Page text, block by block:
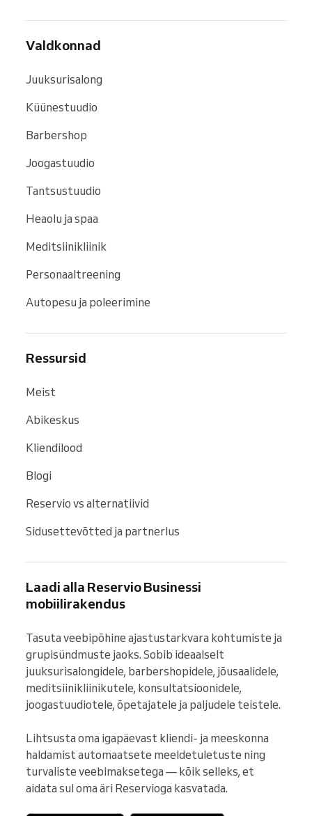
Valdkonnad
Juuksurisalong
Küünestuudio
Barbershop
Joogastuudio
Tantsustuudio
Heaolu ja spaa
Meditsiinikliinik
Personaaltreening
Autopesu ja poleerimine
Ressursid
Meist
Abikeskus
Kliendilood
Blogi
Reservio vs alternatiivid
Sidusettevõtted ja partnerlus
Laadi alla Reservio Businessi
mobiilirakendus
Tasuta veebipõhine ajastustarkvara kohtumiste ja
grupisündmuste jaoks. Sobib ideaalselt
juuksurisalongidele, barbershopidele, jõusaalidele,
meditsiinikliinikutele, konsultatsioonidele,
joogastuudiotele, õpetajatele ja paljudele teistele.
Lihtsusta oma igapäevast kliendi- ja meeskonna
haldamist automaatsete meeldetuletuste ning
turvaliste veebimaksetega — kõik selleks, et
aidata sul oma äri Reservioga kasvatada.